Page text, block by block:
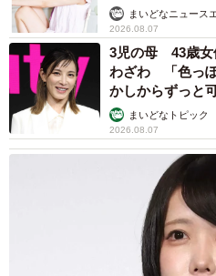
まいどなニュース
2026.08.07
3児の母 43歳女
わざわ 「色っ
かしからずっと
まいどなトピック
2026.08.07